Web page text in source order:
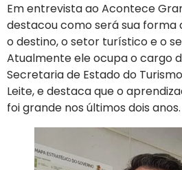
Em entrevista ao Acontece
destacou como será sua
o destino, o setor turístico e o
Atualmente ele ocupa o cargo
Secretaria de Estado do
Leite, e destaca que o
foi grande nos últimos dois anos.